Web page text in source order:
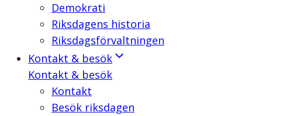
Demokrati
Riksdagens historia
Riksdagsförvaltningen
Kontakt & besök
Kontakt & besök
Kontakt
Besök riksdagen